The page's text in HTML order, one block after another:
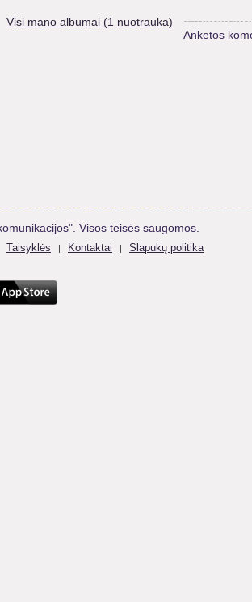
Visi mano albumai (1 nuotrauka)
Anketos
Visos teisės saugomos.
Taisyklės | Kontaktai | Slapukų politika